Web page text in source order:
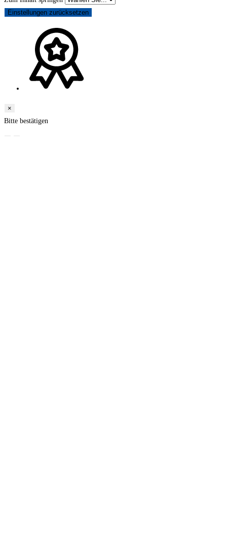
Einstellungen zurücksetzen
×
Bitte bestätigen